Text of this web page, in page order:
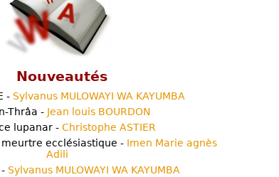
Nouveautés
- Sylvanus MULOWAYI WA KAYUMBA
Thrâa - Jean louis BOURDON
lupanar - Christophe ASTIER
meurtre ecclésiastique - Imen Marie agnès
Adili
- Sylvanus MULOWAYI WA KAYUMBA